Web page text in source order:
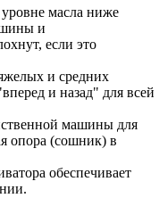
масла ниже
и
если это
и средних
и назад" для всей
машины для
опора (сошник) в
обеспечивает